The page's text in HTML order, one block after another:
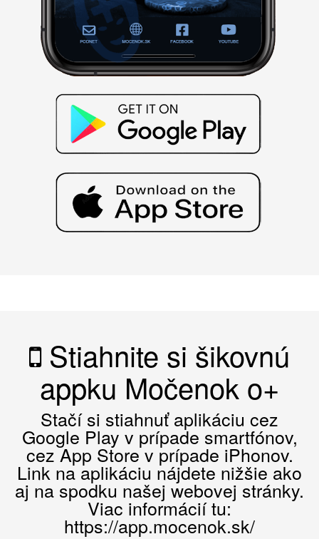
Stiahnite si šikovnú
appku Močenok o+
Stačí si stiahnuť aplikáciu cez
Google Play v prípade smartfónov,
cez App Store v prípade iPhonov.
Link na aplikáciu nájdete nižšie ako
aj na spodku našej webovej stránky.
Viac informácií tu:
https://app.mocenok.sk/